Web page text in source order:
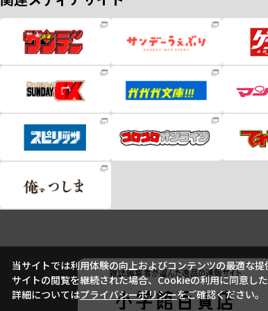
当サイトでは利用体験の向上およびコンテンツの最適な
サイトの閲覧を継続された場合、Cookieの利用に同意し
詳細についてはプライバシーポリシーをご確認ください。